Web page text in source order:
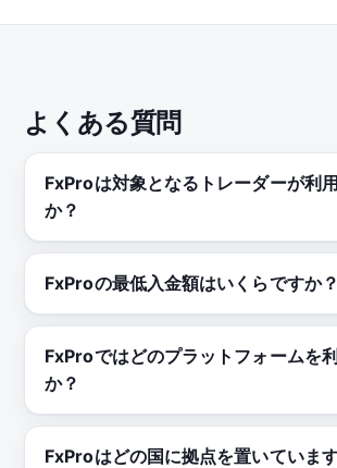
よくある質問
FxProは対象となるトレーダーが利
か？
FxProの最低入金額はいくらですか？
FxProではどのプラットフォームを
か？
FxProはどの国に拠点を置いていま